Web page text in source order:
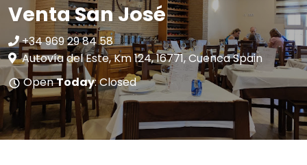
Venta San José
+34 969 29 84 58
Autovía del Este, Km 124, 16771, Cuenca Spain
OpenToday: Closed